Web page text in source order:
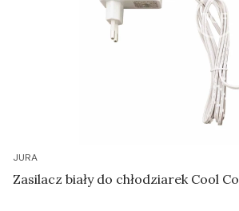
JURA
Zasilacz biały do chłodziarek Cool